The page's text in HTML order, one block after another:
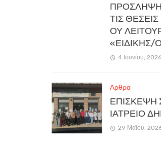
ΠΡΟΣΛΗΨΗ
ΤΙΣ
ΟΥ
«ΕΙΔΙΚΗΣ/
4 Ιουνίου, 2026
Αρθρα
ΕΠΙΣΚΕΨΗ
ΙΑΤΡΕΙΟ
29 Μαΐου,